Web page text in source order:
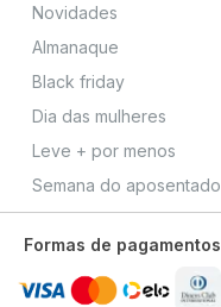
Novidades
Almanaque
Black friday
Dia das mulheres
Leve + por menos
Semana do aposentado
Formas de pagamentos